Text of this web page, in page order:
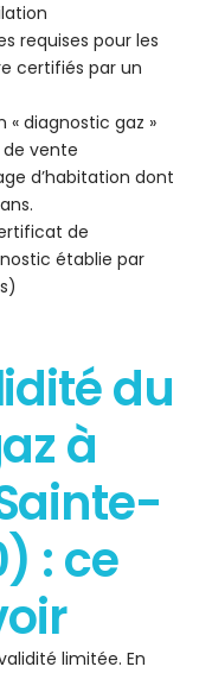
requises pour les
certifiés par un
« diagnostic gaz »
vente
d’habitation dont
de
établie par
du
à
: ce
limitée. En